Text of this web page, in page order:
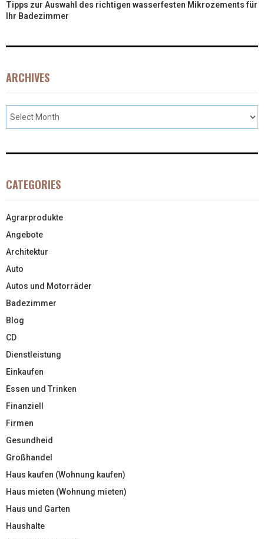
Tipps zur Auswahl des richtigen wasserfesten Mikrozements für
Ihr Badezimmer
ARCHIVES
CATEGORIES
Agrarprodukte
Angebote
Architektur
Auto
Autos und Motorräder
Badezimmer
Blog
CD
Dienstleistung
Einkaufen
Essen und Trinken
Finanziell
Firmen
Gesundheid
Großhandel
Haus kaufen (Wohnung kaufen)
Haus mieten (Wohnung mieten)
Haus und Garten
Haushalte